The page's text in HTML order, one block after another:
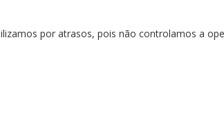
por atrasos, pois não controlamos a